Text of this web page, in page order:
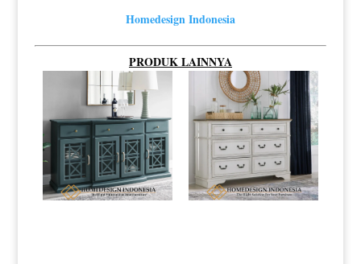
Homedesign Indonesia
PRODUK LAINNYA